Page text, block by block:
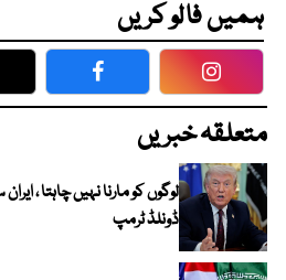
ہمیں فالو کریں
Facebook
متعلقہ خبریں
لوگوں کو مارنا نہیں چاہتا ،
ڈونلڈ ٹرمپ